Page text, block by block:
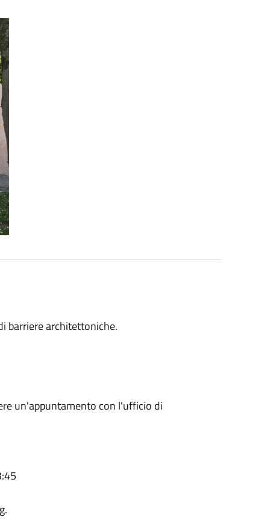
barriere architettoniche.
un'appuntamento con l'ufficio di